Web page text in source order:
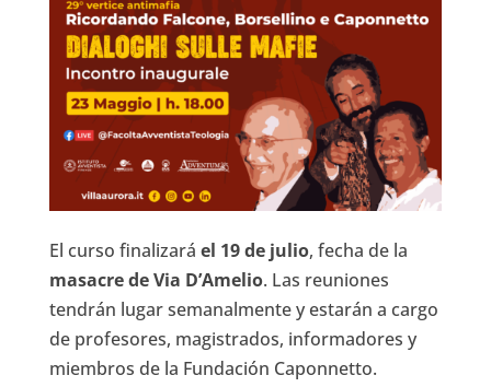
El curso finalizará el 19 de julio, fecha de la
masacre de Via D’Amelio. Las reuniones
tendrán lugar semanalmente y estarán a cargo
de profesores, magistrados, informadores y
miembros de la Fundación Caponnetto.